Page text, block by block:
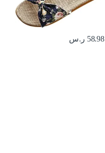
58.98 ر.س